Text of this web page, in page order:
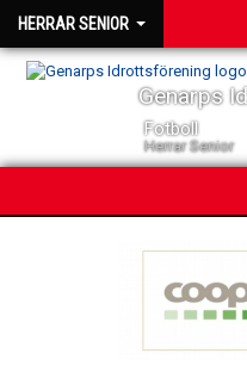
HERRAR SENIOR
Genarps
Fotboll
Herrar Senior